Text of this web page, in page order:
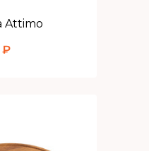
Attimo
₽